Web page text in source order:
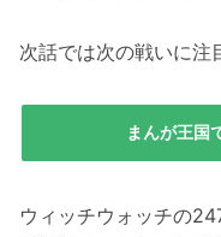
次話では次の戦いに注
まんが王国
ウィッチウォッチの